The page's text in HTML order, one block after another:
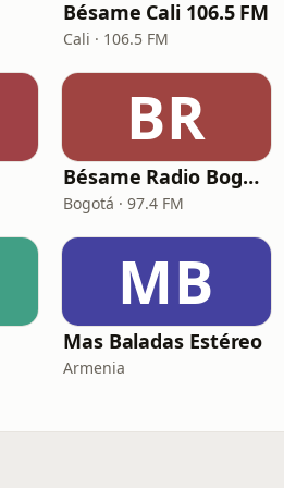
Bésame Cali 106.5 FM
Cali · 106.5 FM
BR
Bésame Radio Bogotá
Bogotá · 97.4 FM
MB
Mas Baladas Estéreo
Armenia